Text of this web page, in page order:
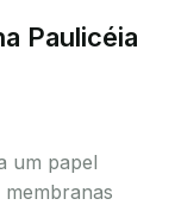
Paulicéia
um papel